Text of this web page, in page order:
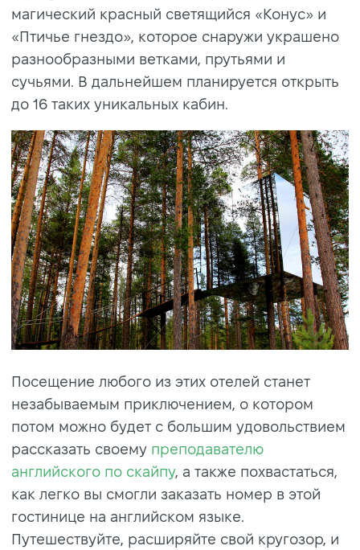
магический красный светящийся «Конус» и
«Птичье гнездо», которое снаружи украшено
разнообразными ветками, прутьями и
сучьями. В дальнейшем планируется открыть
до 16 таких уникальных кабин.
Посещение любого из этих отелей станет
незабываемым приключением, о котором
потом можно будет с большим удовольствием
рассказать своему преподавателю
английского по скайпу, а также похвастаться,
как легко вы смогли заказать номер в этой
гостинице на английском языке.
Путешествуйте, расширяйте свой кругозор, и